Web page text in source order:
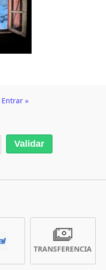
Entrar »
TRANSFERENCIA